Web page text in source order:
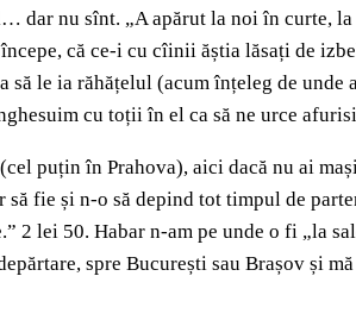
dar nu sînt. „A apărut la noi în curte,
că ce-i cu cîinii ăștia lăsați de
le ia răhățelul (acum înțeleg de unde
cu toții în el ca să ne urce
puțin în Prahova), aici dacă nu ai
fie și n-o să depind tot timpul de
2 lei 50. Habar n-am pe unde o fi „la
spre București sau Brașov și